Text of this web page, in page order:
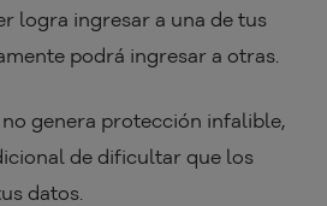
logra ingresar a una de tus
podrá ingresar a otras.
genera protección infalible,
de dificultar que los
datos.